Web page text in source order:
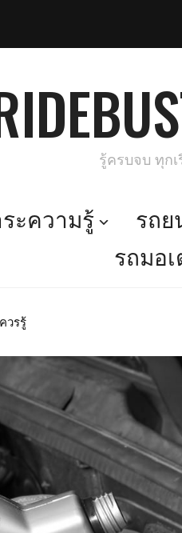
รู้ครบจบ ทุก
ะความรู้ รถ
รถมอ
วรรู้